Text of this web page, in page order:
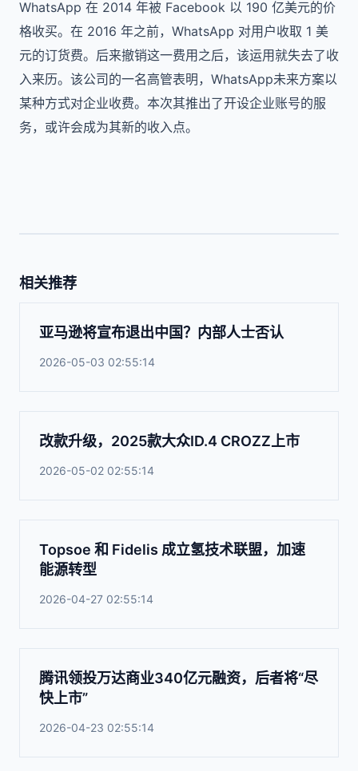
WhatsApp 在 2014 年被 Facebook 以 190 亿美元的价
格收买。在 2016 年之前，WhatsApp 对用户收取 1 美
元的订货费。后来撤销这一费用之后，该运用就失去了收
入来历。该公司的一名高管表明，WhatsApp未来方案以
某种方式对企业收费。本次其推出了开设企业账号的服
务，或许会成为其新的收入点。
相关推荐
亚马逊将宣布退出中国？内部人士否认
2026-05-03 02:55:14
改款升级，2025款大众ID.4 CROZZ上市
2026-05-02 02:55:14
Topsoe 和 Fidelis 成立氢技术联盟，加速
能源转型
2026-04-27 02:55:14
腾讯领投万达商业340亿元融资，后者将“尽
快上市”
2026-04-23 02:55:14